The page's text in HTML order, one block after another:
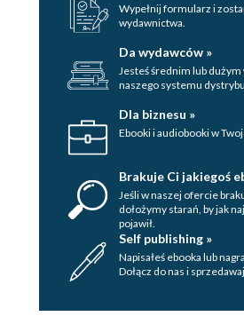
Wypełnij formularz i
wydawnictwa.
Da wydawców »
Jesteś średnim lub dużym
naszego systemu
Dla biznesu »
Ebooki i audiobooki w
Brakuje Ci jakiegoś
Jeśli w naszej ofercie
dołożymy starań, by jak
pojawił.
Self publishing »
Napisałeś ebooka lub
Dołącz do nas i